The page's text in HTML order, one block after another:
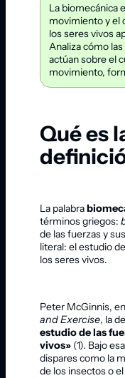
La biomecánica
movimiento y el
los seres vivos
Analiza cómo
actúan sobre el
movimiento,
Qué es
La palabra
términos griegos:
de las fuerzas y
literal: el estudio
los seres vivos.
Peter McGinnis,
and Exercise, la
estudio de las
vivos» (1). Bajo
dispares como la
de los insectos o